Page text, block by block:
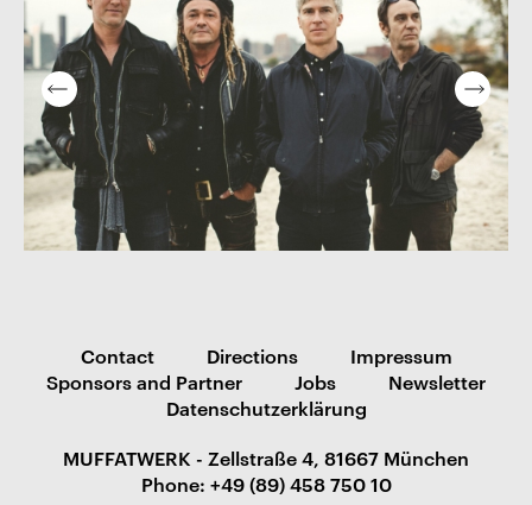
Contact Directions
Impressum
Sponsors and Partner
Jobs
Newsletter
Datenschutzerklärung
MUFFATWERK - Zellstraße 4, 81667 München
Phone: +49 (89) 458 750 10